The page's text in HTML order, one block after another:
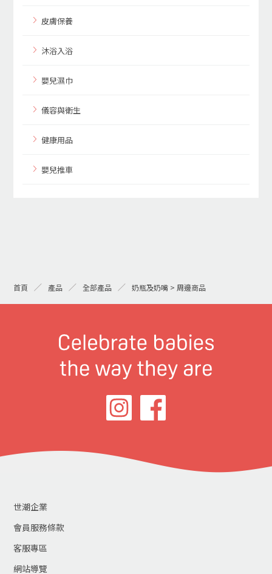
皮膚保養
沐浴入浴
嬰兒濕巾
儀容與衛生
健康用品
嬰兒推車
首頁 產品 全部產品 奶瓶及奶嘴 > 周邊商品
世潮企業
會員服務條款
客服專區
網站導覽